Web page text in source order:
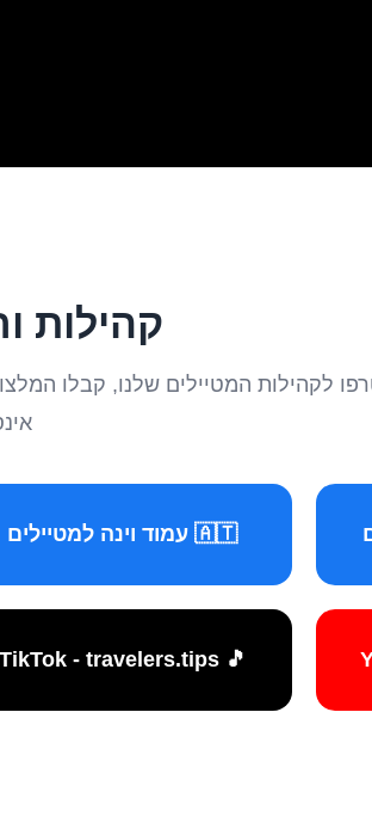
קהילות
לקהילות המטיילים שלנו, קבלו
🇦🇹 עמוד וינה למטיילים
🎵 TikTok - travelers.tips